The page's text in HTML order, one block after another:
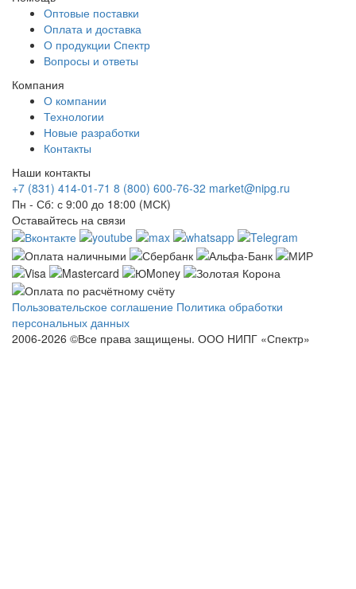
Оптовые поставки
Оплата и доставка
О продукции Спектр
Вопросы и ответы
Компания
О компании
Технологии
Новые разработки
Контакты
Наши контакты
+7 (831) 414-01-71 8 (800) 600-76-32 market@nipg.ru
Пн - Сб: с 9:00 до 18:00 (МСК)
Оставайтесь на связи
Пользовательское соглашение Политика обработки
персональных данных
2006-2026 ©Все права защищены. ООО НИПГ «Спектр»